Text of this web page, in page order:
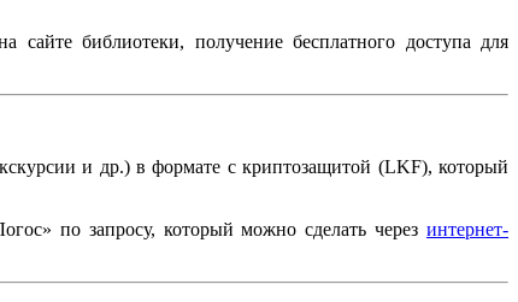
сайте библиотеки, получение бесплатного доступа для
и др.) в формате с криптозащитой (LKF), который
по запросу, который можно сделать черезинтернет-